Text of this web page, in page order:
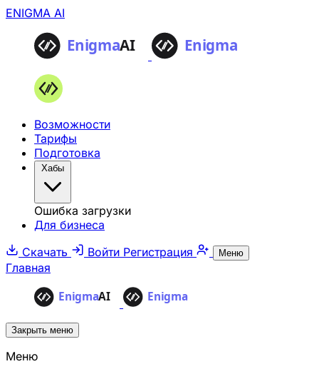
ENIGMA AI
Возможности
Тарифы
Подготовка
Хабы
Ошибка загрузки
Для бизнеса
Скачать
Войти Регистрация Меню
Главная
Закрыть меню
Меню